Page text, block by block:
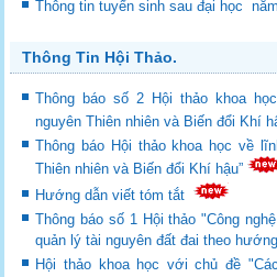
Thông tin tuyển sinh sau đại học
Thông Tin Hội Thảo.
Thông báo số 2 Hội thảo khoa
nguyên Thiên nhiên và Biến đổi Khí
Thông báo Hội thảo khoa học về
Thiên nhiên và Biến đổi Khí hậu”
Hướng dẫn viết tóm tắt
Thông báo số 1 Hội thảo "Công
quản lý tài nguyên đất đai theo
Hội thảo khoa học với chủ đề